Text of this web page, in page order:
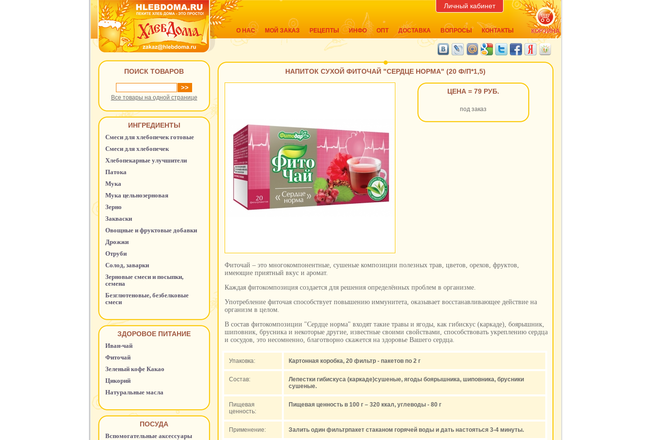
Личный кабинет
О НАС МОЙ ЗАКАЗ РЕЦЕПТЫ ИНФО ОПТ ДОСТАВКА ВОПРОСЫ КОНТАКТЫ КОРЗИНА
ПОИСК ТОВАРОВ
Все товары на одной странице
ИНГРЕДИЕНТЫ
Смеси для хлебопечек готовые
Смеси для хлебопечек
Хлебопекарные улучшители
Патока
Мука
Мука цельнозерновая
Зерно
Закваски
Овощные и фруктовые добавки
Дрожжи
Отруби
Солод, заварки
Зерновые смеси и посыпки,
семена
Безглютеновые, безбелковые
смеси
ЗДОРОВОЕ ПИТАНИЕ
Иван-чай
Фиточай
Зеленый кофе Какао
Цикорий
Натуральные масла
ПОСУДА
Вспомогательные аксессуары
НАПИТОК СУХОЙ ФИТОЧАЙ "СЕРДЦЕ НОРМА" (20 Ф/П*1,5)
ЦЕНА = 79 РУБ.
под заказ
Фиточай – это многокомпонентные, сушеные композиции полезных трав, цветов, орехов, фруктов,
имеющие приятный вкус и аромат.
Каждая фитокомпозиция создается для решения определённых проблем в организме.
Употребление фиточая способствует повышению иммунитета, оказывает восстанавливающее действие на
организм в целом.
В состав фитокомпозиции "Сердце норма" входят такие травы и ягоды, как гибискус (каркаде), боярышник,
шиповник, брусника и некоторые другие, известные своими свойствами, способствовать укреплению сердца
и сосудов, это несомненно, благотворно скажется на здоровье Вашего сердца.
Упаковка: Картонная коробка, 20 фильтр - пакетов по 2 г
Состав:
Лепестки гибискуса (каркаде)сушеные, ягоды боярышника, шиповника, брусники
сушеные.
Пищевая
ценность:
Пищевая ценность в 100 г – 320 ккал, углеводы - 80 г
Применение: Залить один фильтрпакет стаканом горячей воды и дать настояться 3-4 минуты.